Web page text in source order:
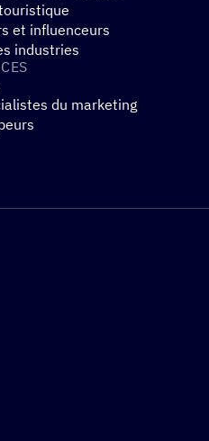
et influenceurs
industries
du marketing